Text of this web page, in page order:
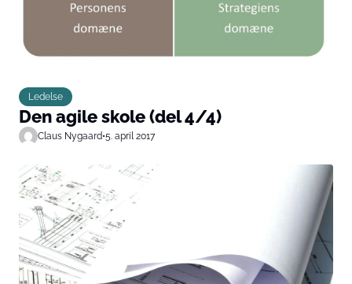
Ledelse
Den agile skole (del 4/4)
Claus Nygaard•5. april 2017